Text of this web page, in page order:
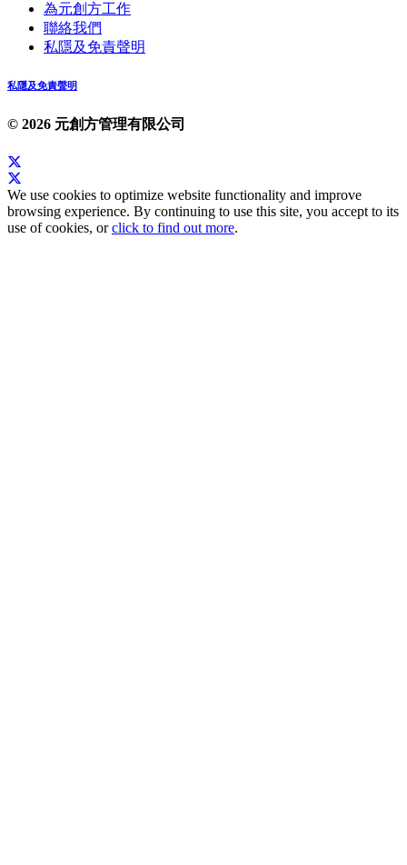
為元創方工作
聯絡我們
私隱及免責聲明
私隱及免責聲明
© 2026 元創方管理有限公司
We use cookies to optimize website functionality and improve
browsing experience. By continuing to use this site, you accept to its
use of cookies, orclick to find out more.